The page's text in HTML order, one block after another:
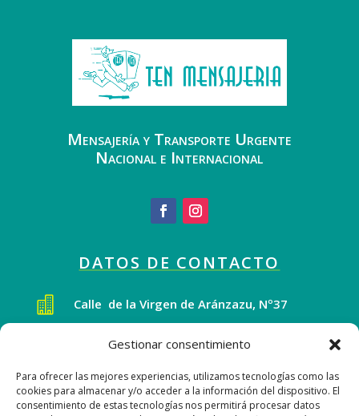
Gestionar consentimiento
Para ofrecer las mejores experiencias, utilizamos tecnologías como las
cookies para almacenar y/o acceder a la información del dispositivo. El
consentimiento de estas tecnologías nos permitirá procesar datos
Mensajería y Transporte Urgente
Nacional e Internacional
DATOS DE CONTACTO

Calle de la Virgen de Aránzazu, Nº37
 info@grupoten.es